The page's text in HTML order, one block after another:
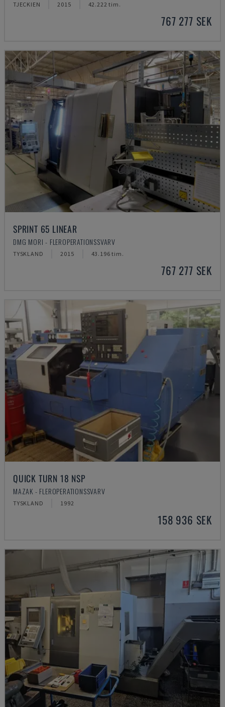
TJECKIEN 2015 42.222 tim.
767 277 SEK
SPRINT 65 LINEAR
DMG MORI - FLEROPERATIONSSVARV
TYSKLAND 2015 43.196 tim.
767 277 SEK
QUICK TURN 18 NSP
MAZAK - FLEROPERATIONSSVARV
TYSKLAND 1992
158 936 SEK